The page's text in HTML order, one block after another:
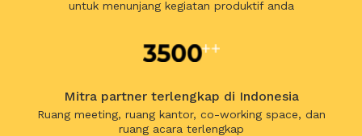
untuk menunjang kegiatan produktif anda
Mitra partner terlengkap di Indonesia
Ruang meeting, ruang kantor, co-working space, dan
ruang acara terlengkap